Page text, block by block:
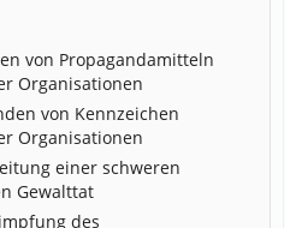
von Propagandamitteln
Organisationen
von Kennzeichen
Organisationen
einer schweren
Gewalttat
des